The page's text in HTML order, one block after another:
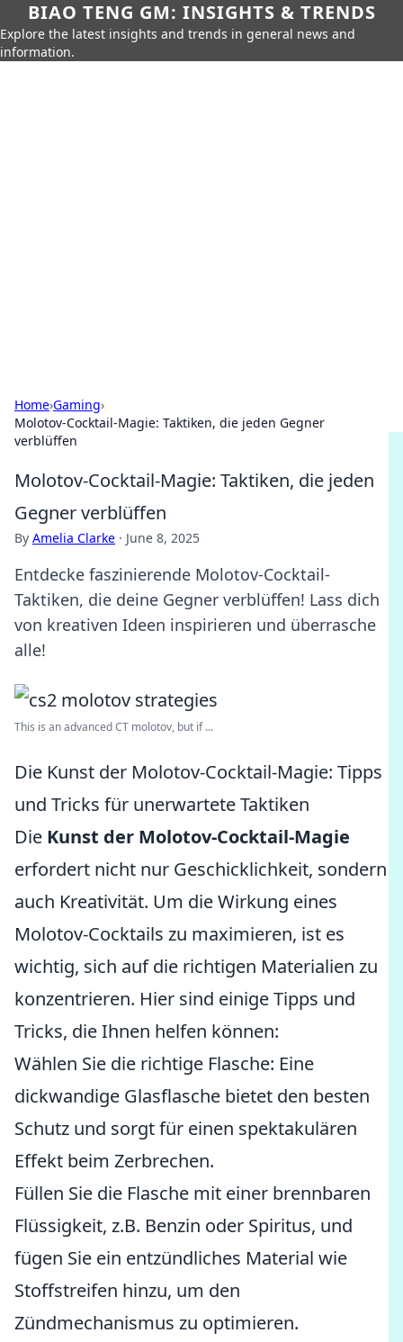
BIAO TENG GM: INSIGHTS & TRENDS
Explore the latest insights and trends in general news and
information.
Home›Gaming›
Molotov-Cocktail-Magie: Taktiken, die jeden Gegner
verblüffen
Molotov-Cocktail-Magie: Taktiken, die jeden
Gegner verblüffen
By Amelia Clarke · June 8, 2025
Entdecke faszinierende Molotov-Cocktail-
Taktiken, die deine Gegner verblüffen! Lass dich
von kreativen Ideen inspirieren und überrasche
alle!
This is an advanced CT molotov, but if ...
Die Kunst der Molotov-Cocktail-Magie: Tipps
und Tricks für unerwartete Taktiken
Die Kunst der Molotov-Cocktail-Magie
erfordert nicht nur Geschicklichkeit, sondern
auch Kreativität. Um die Wirkung eines
Molotov-Cocktails zu maximieren, ist es
wichtig, sich auf die richtigen Materialien zu
konzentrieren. Hier sind einige Tipps und
Tricks, die Ihnen helfen können:
Wählen Sie die richtige Flasche: Eine
dickwandige Glasflasche bietet den besten
Schutz und sorgt für einen spektakulären
Effekt beim Zerbrechen.
Füllen Sie die Flasche mit einer brennbaren
Flüssigkeit, z.B. Benzin oder Spiritus, und
fügen Sie ein entzündliches Material wie
Stoffstreifen hinzu, um den
Zündmechanismus zu optimieren.